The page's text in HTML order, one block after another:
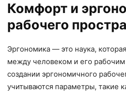
Комфорт и
рабочего
Эргономика — это наука,
между человеком и его
создании эргономичного
учитываются параметры, такие